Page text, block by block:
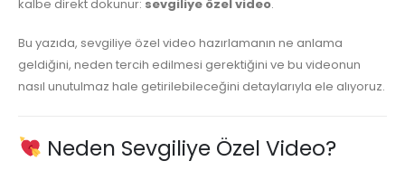
kalbe direkt dokunur: sevgiliye özel video.
Bu yazıda, sevgiliye özel video hazırlamanın ne anlama
geldiğini, neden tercih edilmesi gerektiğini ve bu videonun
nasıl unutulmaz hale getirilebileceğini detaylarıyla ele alıyoruz.
Neden Sevgiliye Özel Video?